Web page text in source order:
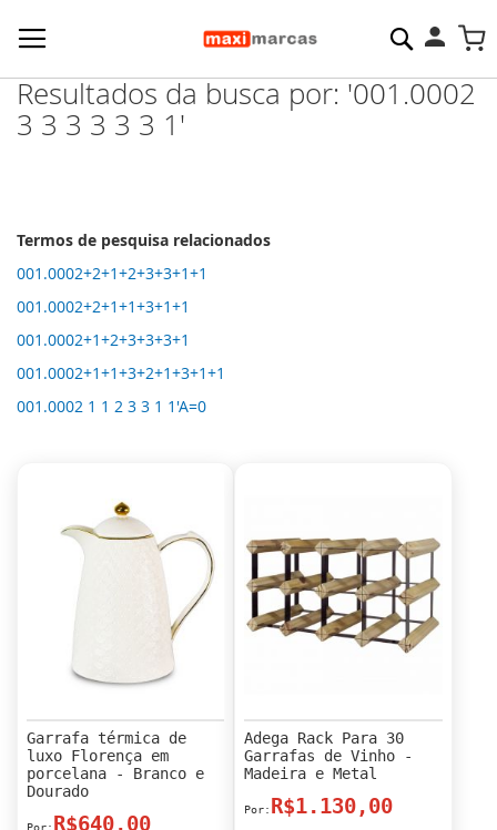
Pesquisa
Resultados da busca por: '001.0002
3 3 3 3 3 3 1'
Termos de pesquisa relacionados
001.0002+2+1+2+3+3+1+1
001.0002+2+1+1+3+1+1
001.0002+1+2+3+3+3+1
001.0002+1+1+3+2+1+3+1+1
001.0002 1 1 2 3 3 1 1'A=0
Garrafa térmica de
luxo Florença em
porcelana - Branco e
Dourado
R$640,00
Adega Rack Para 30
Garrafas de Vinho -
Madeira e Metal
R$1.130,00